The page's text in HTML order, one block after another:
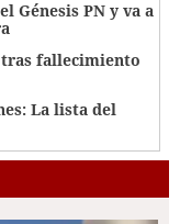
Génesis PN y va a
fallecimiento
La lista del